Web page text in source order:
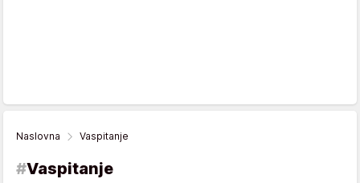
Naslovna Vaspitanje
#Vaspitanje